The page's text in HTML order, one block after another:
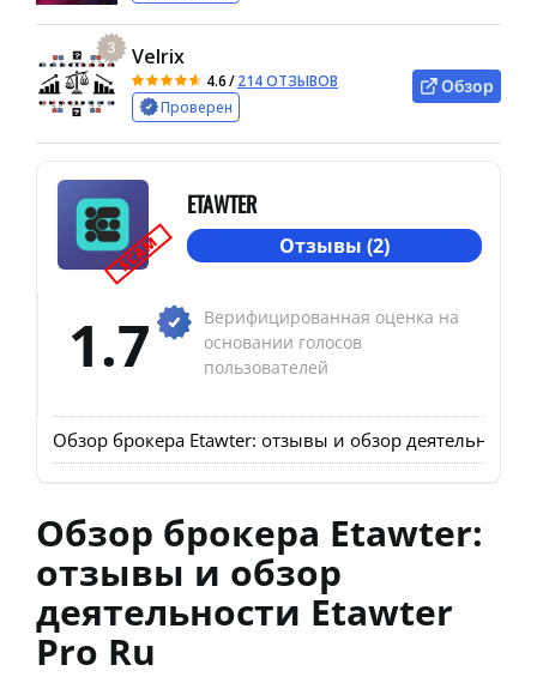
3 Velrix
4.6/214 ОТЗЫВОВ
Проверен
Обзор
SCAM
ETAWTER
Отзывы (2)
1.7
Верифицированная оценка на
основании голосов
пользователей
Обзор брокера Etawter: отзывы и обзор деятельности
Обзор брокера Etawter:
отзывы и обзор
деятельности Etawter
Pro Ru